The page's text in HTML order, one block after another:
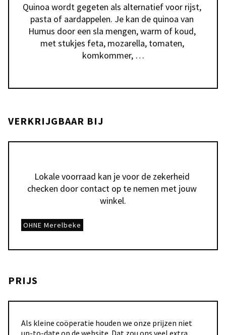
Quinoa wordt gegeten als alternatief voor rijst,
pasta of aardappelen. Je kan de quinoa van
Humus door een sla mengen, warm of koud,
met stukjes feta, mozarella, tomaten,
komkommer, …
VERKRIJGBAAR BIJ
Lokale voorraad kan je voor de zekerheid
checken door contact op te nemen met jouw
winkel.
OHNE Merelbeke
PRIJS
Als kleine coöperatie houden we onze prijzen niet
up-to-date op de website. Dat zou ons veel extra